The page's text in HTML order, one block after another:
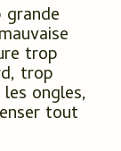
trop
trop
ongles,
tout